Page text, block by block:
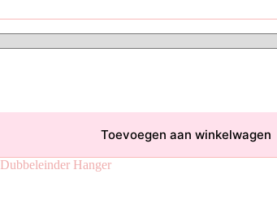
Toevoegen aan winkelwagen
Dubbeleinder Hanger